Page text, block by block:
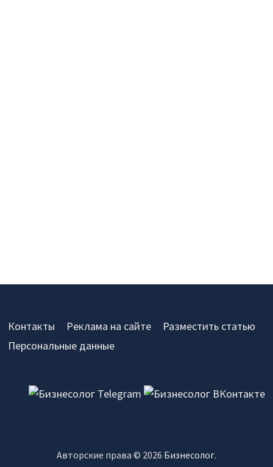
Контакты Реклама на сайте
Разместить статью
Персональные данные
Авторские права © 2026 Бизнесолог.